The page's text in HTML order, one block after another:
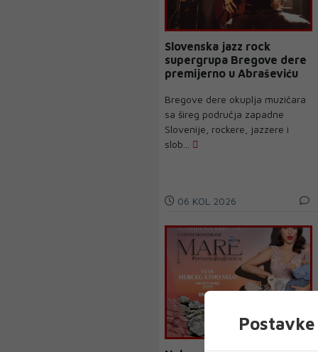
Slovenska jazz rock
supergrupa Bregove dere
premijerno u Abraševiću
Bregove dere okuplja muzičara
sa šireg područja zapadne
Slovenije, rockere, jazzere i
slob...
06 KOL 2026